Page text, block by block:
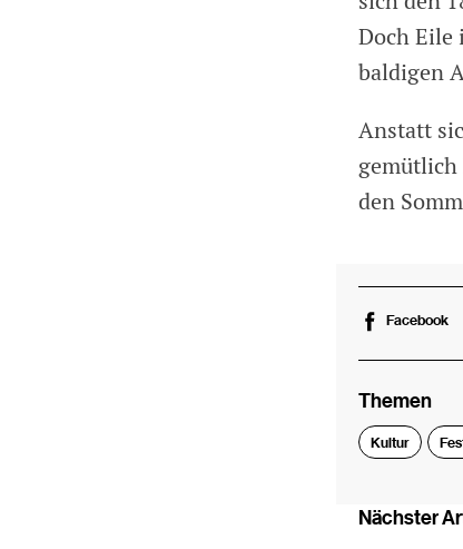
Doch Eile
baldigen
Anstatt
gemütlich
den
Facebook
Themen
Kultur
Nächster